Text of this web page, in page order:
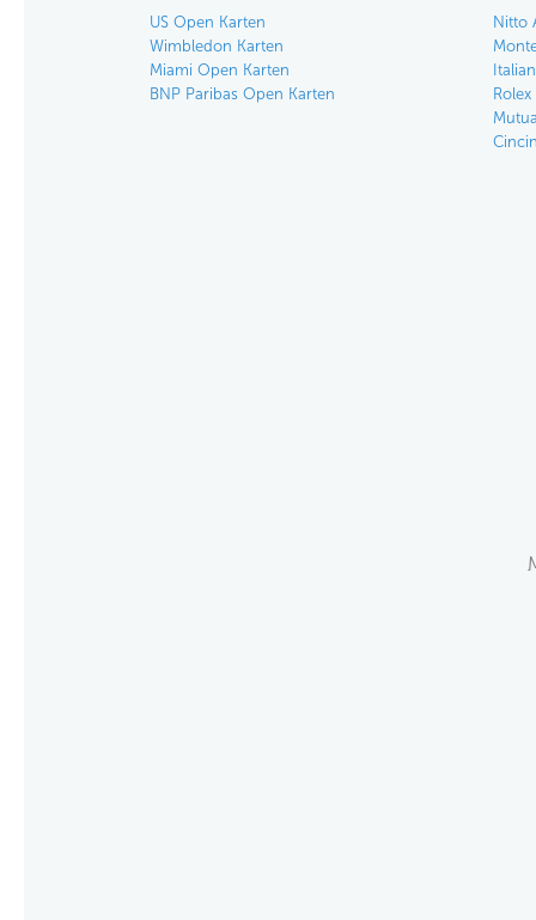
US Open Karten
Wimbledon Karten
Miami Open Karten
BNP Paribas Open Karten
Nitto